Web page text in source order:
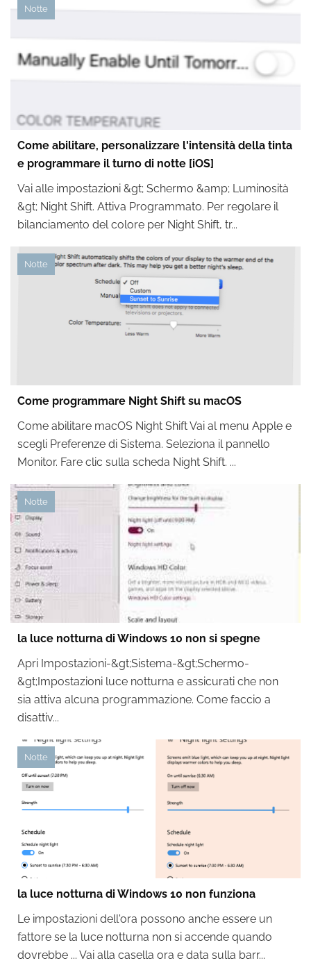
Notte
Come abilitare, personalizzare l'intensità della tinta
e programmare il turno di notte [iOS]
Vai alle impostazioni &gt; Schermo &amp; Luminosità
&gt; Night Shift. Attiva Programmato. Per regolare il
bilanciamento del colore per Night Shift, tr...
Notte
Come programmare Night Shift su macOS
Come abilitare macOS Night Shift Vai al menu Apple e
scegli Preferenze di Sistema. Seleziona il pannello
Monitor. Fare clic sulla scheda Night Shift. ...
Notte
la luce notturna di Windows 10 non si spegne
Apri Impostazioni-&gt;Sistema-&gt;Schermo-
&gt;Impostazioni luce notturna e assicurati che non
sia attiva alcuna programmazione. Come faccio a
disattiv...
Notte
la luce notturna di Windows 10 non funziona
Le impostazioni dell'ora possono anche essere un
fattore se la luce notturna non si accende quando
dovrebbe ... Vai alla casella ora e data sulla barr...